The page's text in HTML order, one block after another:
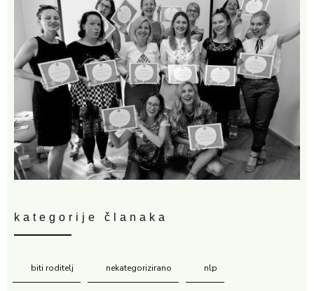
kategorije članaka
biti roditelj nekategorizirano nlp